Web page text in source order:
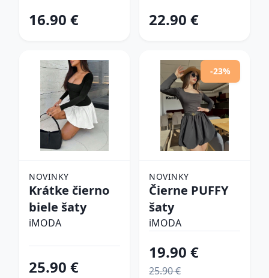
16.90 € 22.90 €
NOVINKY
Krátke čierno
biele šaty
iMODA
25.90 €
-23%
NOVINKY
Čierne PUFFY
šaty
iMODA
19.90 €
25.90 €